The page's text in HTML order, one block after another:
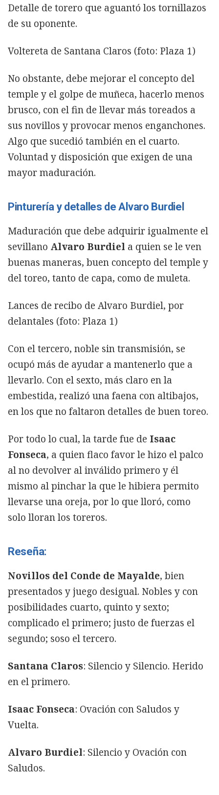
Detalle de torero que aguantó los tornillazos
de su oponente.
Voltereta de Santana Claros (foto: Plaza 1)
No obstante, debe mejorar el concepto del
temple y el golpe de muñeca, hacerlo menos
brusco, con el fin de llevar más toreados a
sus novillos y provocar menos enganchones.
Algo que sucedió también en el cuarto.
Voluntad y disposición que exigen de una
mayor maduración.
Pinturería y detalles de Alvaro Burdiel
Maduración que debe adquirir igualmente el
sevillano Alvaro Burdiel a quien se le ven
buenas maneras, buen concepto del temple y
del toreo, tanto de capa, como de muleta.
Lances de recibo de Alvaro Burdiel, por
delantales (foto: Plaza 1)
Con el tercero, noble sin transmisión, se
ocupó más de ayudar a mantenerlo que a
llevarlo. Con el sexto, más claro en la
embestida, realizó una faena con altibajos,
en los que no faltaron detalles de buen toreo.
Por todo lo cual, la tarde fue de Isaac
Fonseca, a quien flaco favor le hizo el palco
al no devolver al inválido primero y él
mismo al pinchar la que le hibiera permito
llevarse una oreja, por lo que lloró, como
solo lloran los toreros.
Reseña:
Novillos del Conde de Mayalde, bien
presentados y juego desigual. Nobles y con
posibilidades cuarto, quinto y sexto;
complicado el primero; justo de fuerzas el
segundo; soso el tercero.
Santana Claros: Silencio y Silencio. Herido
en el primero.
Isaac Fonseca: Ovación con Saludos y
Vuelta.
Alvaro Burdiel: Silencio y Ovación con
Saludos.